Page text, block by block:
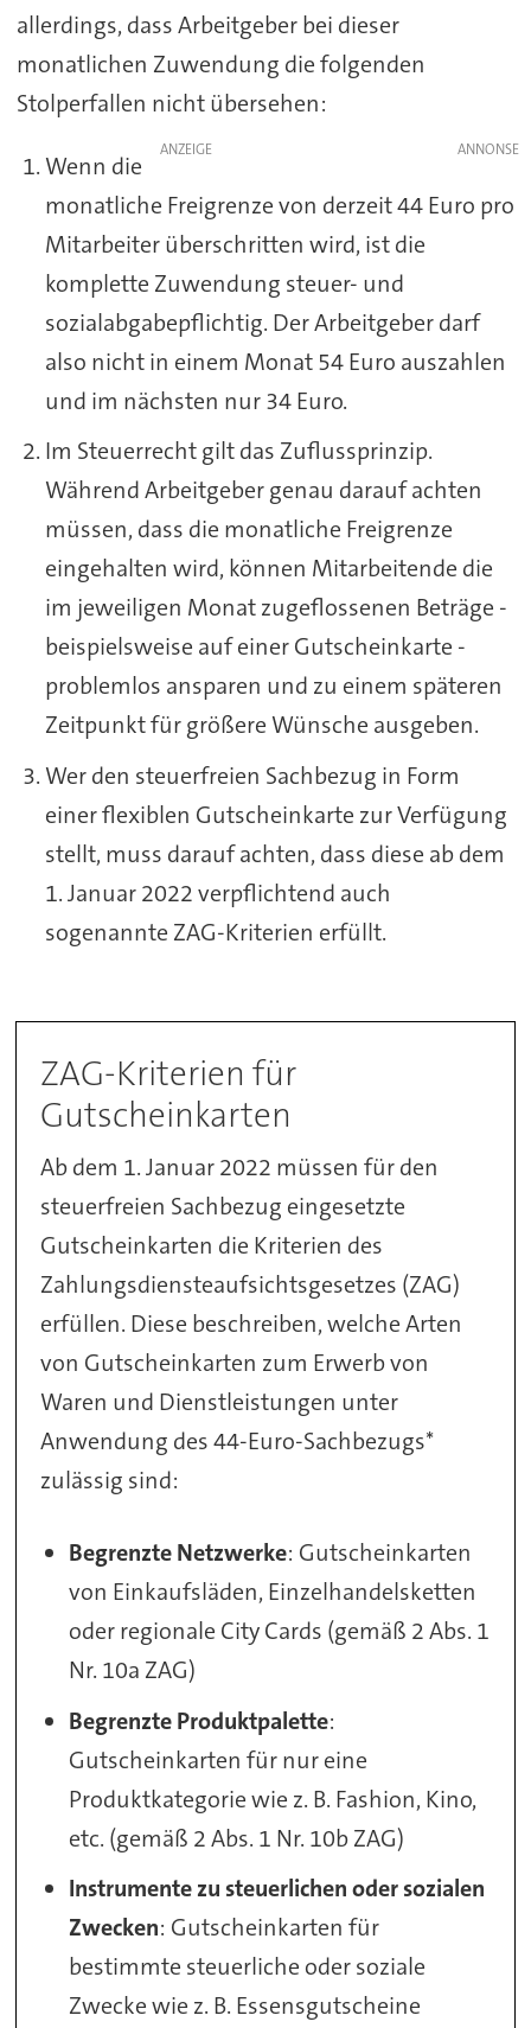
allerdings, dass Arbeitgeber bei dieser
monatlichen Zuwendung die folgenden
Stolperfallen nicht übersehen:
ANZEIGE
Wenn die
monatliche Freigrenze von derzeit 44 Euro pro
Mitarbeiter überschritten wird, ist die
komplette Zuwendung steuer- und
sozialabgabepflichtig. Der Arbeitgeber darf
also nicht in einem Monat 54 Euro auszahlen
und im nächsten nur 34 Euro.
Im Steuerrecht gilt das Zuflussprinzip.
Während Arbeitgeber genau darauf achten
müssen, dass die monatliche Freigrenze
eingehalten wird, können Mitarbeitende die
im jeweiligen Monat zugeflossenen Beträge -
beispielsweise auf einer Gutscheinkarte -
problemlos ansparen und zu einem späteren
Zeitpunkt für größere Wünsche ausgeben.
Wer den steuerfreien Sachbezug in Form
einer flexiblen Gutscheinkarte zur Verfügung
stellt, muss darauf achten, dass diese ab dem
1. Januar 2022 verpflichtend auch
sogenannte ZAG-Kriterien erfüllt.
ZAG-Kriterien für
Gutscheinkarten
Ab dem 1. Januar 2022 müssen für den
steuerfreien Sachbezug eingesetzte
Gutscheinkarten die Kriterien des
Zahlungsdiensteaufsichtsgesetzes (ZAG)
erfüllen. Diese beschreiben, welche Arten
von Gutscheinkarten zum Erwerb von
Waren und Dienstleistungen unter
Anwendung des 44-Euro-Sachbezugs*
zulässig sind:
Begrenzte Netzwerke: Gutscheinkarten
von Einkaufsläden, Einzelhandelsketten
oder regionale City Cards (gemäß 2 Abs. 1
Nr. 10a ZAG)
Begrenzte Produktpalette:
Gutscheinkarten für nur eine
Produktkategorie wie z. B. Fashion, Kino,
etc. (gemäß 2 Abs. 1 Nr. 10b ZAG)
Instrumente zu steuerlichen oder sozialen
Zwecken: Gutscheinkarten für
bestimmte steuerliche oder soziale
Zwecke wie z. B. Essensgutscheine